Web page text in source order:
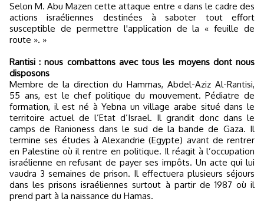
Selon M. Abu Mazen cette attaque entre « dans le cadre des
actions israéliennes destinées à saboter tout effort
susceptible de permettre l'application de la « feuille de
route ». »
Rantisi : nous combattons avec tous les moyens dont nous
disposons
Membre de la direction du Hammas, Abdel-Aziz Al-Rantisi,
55 ans, est le chef politique du mouvement. Pédiatre de
formation, il est né à Yebna un village arabe situé dans le
territoire actuel de l’Etat d’Israel. Il grandit donc dans le
camps de Ranioness dans le sud de la bande de Gaza. Il
termine ses études à Alexandrie (Egypte) avant de rentrer
en Palestine où il rentre en politique. Il réagit à l’occupation
israélienne en refusant de payer ses impôts. Un acte qui lui
vaudra 3 semaines de prison. Il effectuera plusieurs séjours
dans les prisons israéliennes surtout à partir de 1987 où il
prend part à la naissance du Hamas.